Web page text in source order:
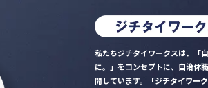
私たちジチタイワークスは、「
に。」をコンセプトに、自治体
開しています。「ジチタイワー